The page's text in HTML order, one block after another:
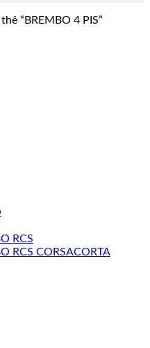
“BREMBO 4 PIS”
RCS
RCS CORSACORTA